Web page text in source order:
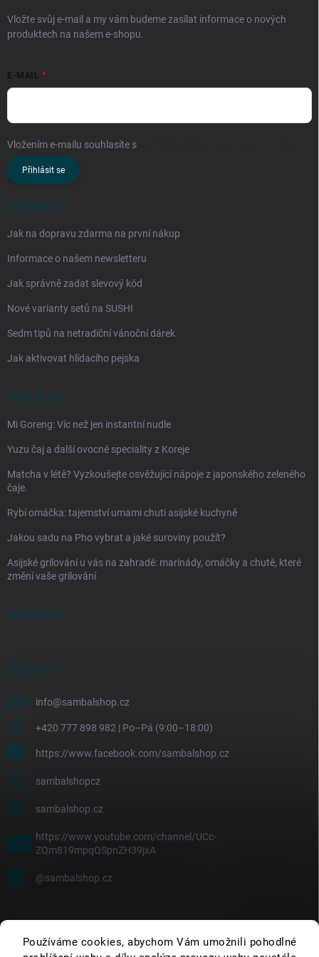
Používáme cookies, abychom Vám umožnili pohodlné
Vložte svůj e-mail a my vám budeme zasílat informace o nových
produktech na našem e-shopu.
E-MAIL
Vložením e-mailu souhlasíte s
Přihlásit se
AKTUALITY
Jak na dopravu zdarma na první nákup
Informace o našem newsletteru
Jak správně zadat slevový kód
Nové varianty setů na SUSHI
Sedm tipů na netradiční vánoční dárek
Jak aktivovat hlídacího pejska
ASIA BLOG
Mi Goreng: Víc než jen instantní nudle
Yuzu čaj a další ovocné speciality z Koreje
Matcha v létě? Vyzkoušejte osvěžující nápoje z japonského zeleného
čaje.
Rybí omáčka: tajemství umami chuti asijské kuchyně
Jakou sadu na Pho vybrat a jaké suroviny použít?
Asijské grilování u vás na zahradě: marinády, omáčky a chutě, které
změní vaše grilování
FACEBOOK
KONTAKT
info@sambalshop.cz
+420 777 898 982 | Po–Pá (9:00–18:00)
https://www.facebook.com/sambalshop.cz
sambalshopcz
sambalshop.cz
https://www.youtube.com/channel/UCc-
ZQm819mpqQSpnZH39jxA
@sambalshop.cz